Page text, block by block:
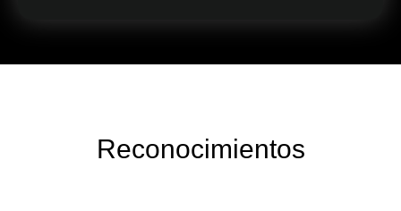
Reconocimientos